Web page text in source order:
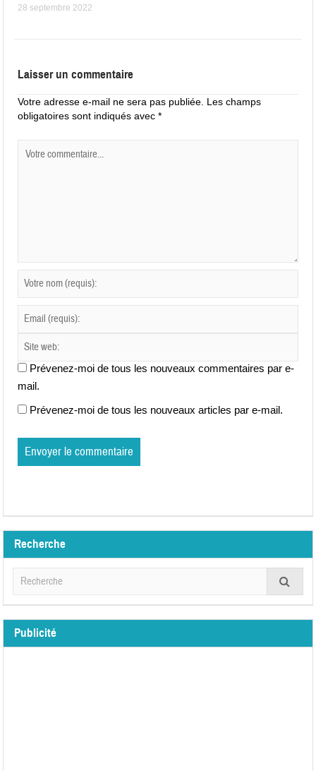
28 septembre 2022
Laisser un commentaire
Votre adresse e-mail ne sera pas publiée. Les champs
obligatoires sont indiqués avec*
Prévenez-moi de tous les nouveaux commentaires par e-
mail.
Prévenez-moi de tous les nouveaux articles par e-mail.
Recherche
Publicité